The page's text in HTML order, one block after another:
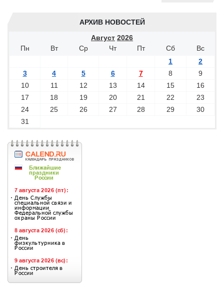
АРХИВ НОВОСТЕЙ
Август 2026
Пн
Вт Ср Чт Пт Сб
Вс
1
2
3
4 5 6 7 8
9
10
11 12 13 14 15
16
17
18 19 20 21 22
23
24
25 26 27 28 29
30
31